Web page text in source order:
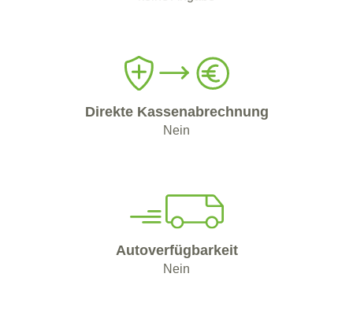
Direkte Kassenabrechnung
Nein
Autoverfügbarkeit
Nein